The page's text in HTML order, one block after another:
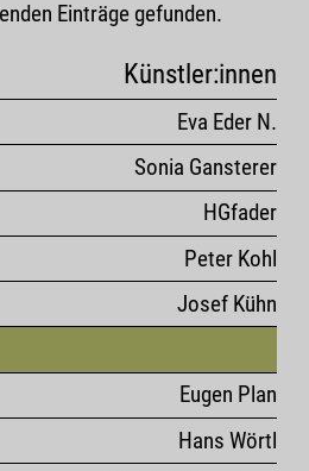
Einträge gefunden.
Künstler:innen
Eva Eder N.
Sonia Gansterer
HGfader
Peter Kohl
Josef Kühn
Eugen Plan
Hans Wörtl